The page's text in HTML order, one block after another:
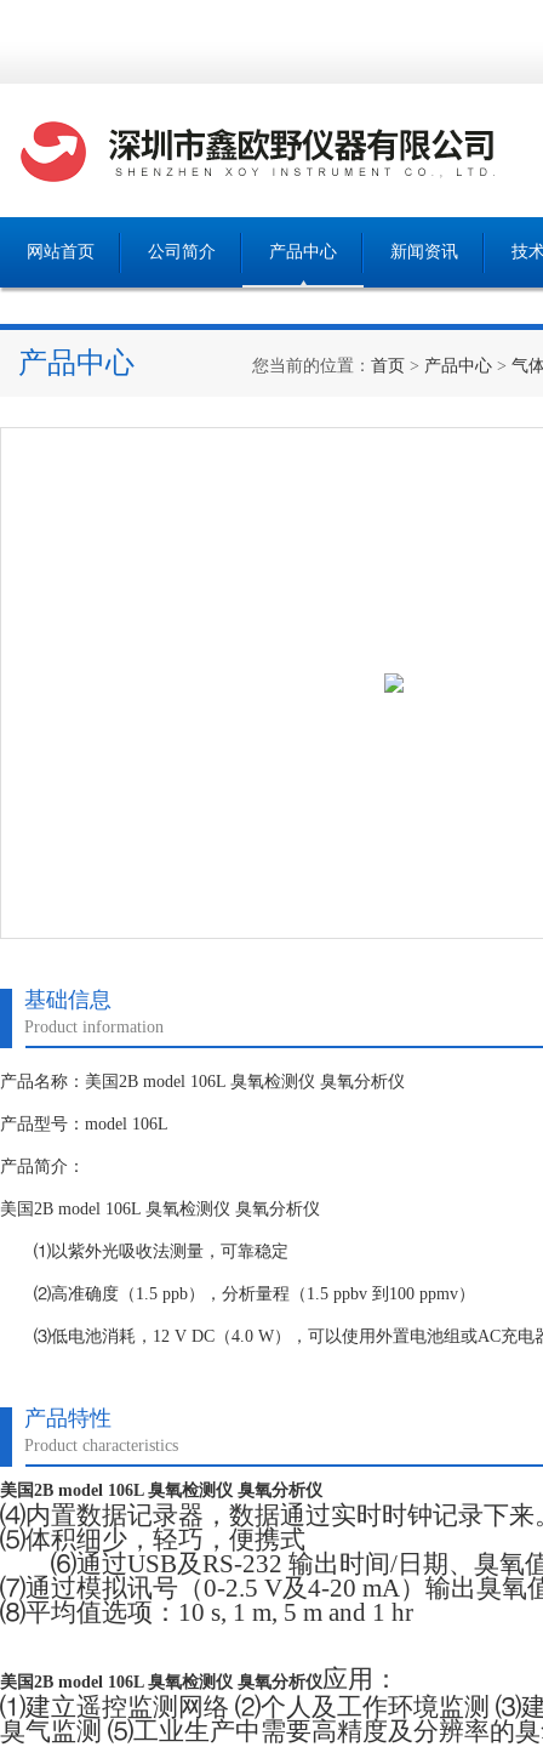
网站首页 公司简介 产品中心 新闻资讯 技
产品中心 您当前的位置： 首页 > 产品中心 > 气
基础信息
Product information
产品名称：美国2B model 106L 臭氧检测仪 臭氧分析仪
产品型号：model 106L
产品简介：
美国2B model 106L 臭氧检测仪 臭氧分析仪
⑴以紫外光吸收法测量，可靠稳定
⑵高准确度（1.5 ppb），分析量程（1.5 ppbv 到100 ppmv）
⑶低电池消耗，12 V DC（4.0 W），可以使用外置电池组或AC充电
产品特性
Product characteristics
美国2B model 106L 臭氧检测仪 臭氧分析仪
⑷内置数据记录器，数据通过实时时钟记录下来
⑸体积细少，轻巧，便携式
⑹通过USB及RS-232 输出时间/日期、臭氧
⑺通过模拟讯号（0-2.5 V及4-20 mA）输出臭氧
⑻平均值选项：10 s, 1 m, 5 m and 1 hr
美国2B model 106L 臭氧检测仪 臭氧分析仪应用：
⑴建立遥控监测网络 ⑵个人及工作环境监测 ⑶
臭气监测 ⑸工业生产中需要高精度及分辨率的